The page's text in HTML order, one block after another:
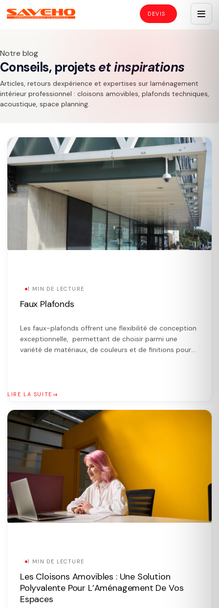
Notre blog
Conseils, projets et inspirations
Articles, retours dexpérience et expertises sur laménagement
intérieur professionnel : cloisons amovibles, plafonds techniques,
acoustique, space planning.
1 MIN DE LECTURE
Faux Plafonds
Les faux-plafonds offrent une flexibilité de conception
exceptionnelle, permettant de choisir parmi une
variété de matériaux, de couleurs et de finitions pour
plus, les faux-plafonds constituent une solution
LIRE LA SUITE
1 MIN DE LECTURE
Les Cloisons Amovibles : Une Solution
Polyvalente Pour L’Aménagement De Vos
Espaces